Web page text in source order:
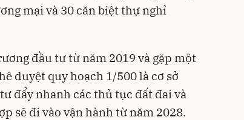
mại và 30 căn biệt thự nghỉ
đầu tư từ năm 2019 và gặp một
duyệt quy hoạch 1/500 là cơ sở
đẩy nhanh các thủ tục đất đai và
sẽ đi vào vận hành từ năm 2028.